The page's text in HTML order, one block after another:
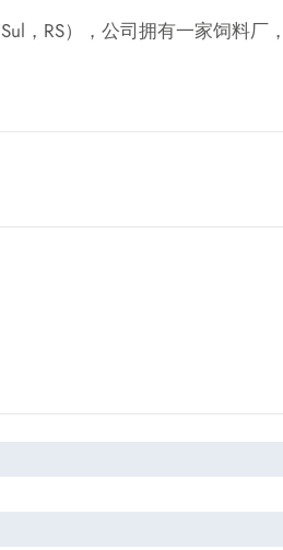
，RS），公司拥有一家饲料厂